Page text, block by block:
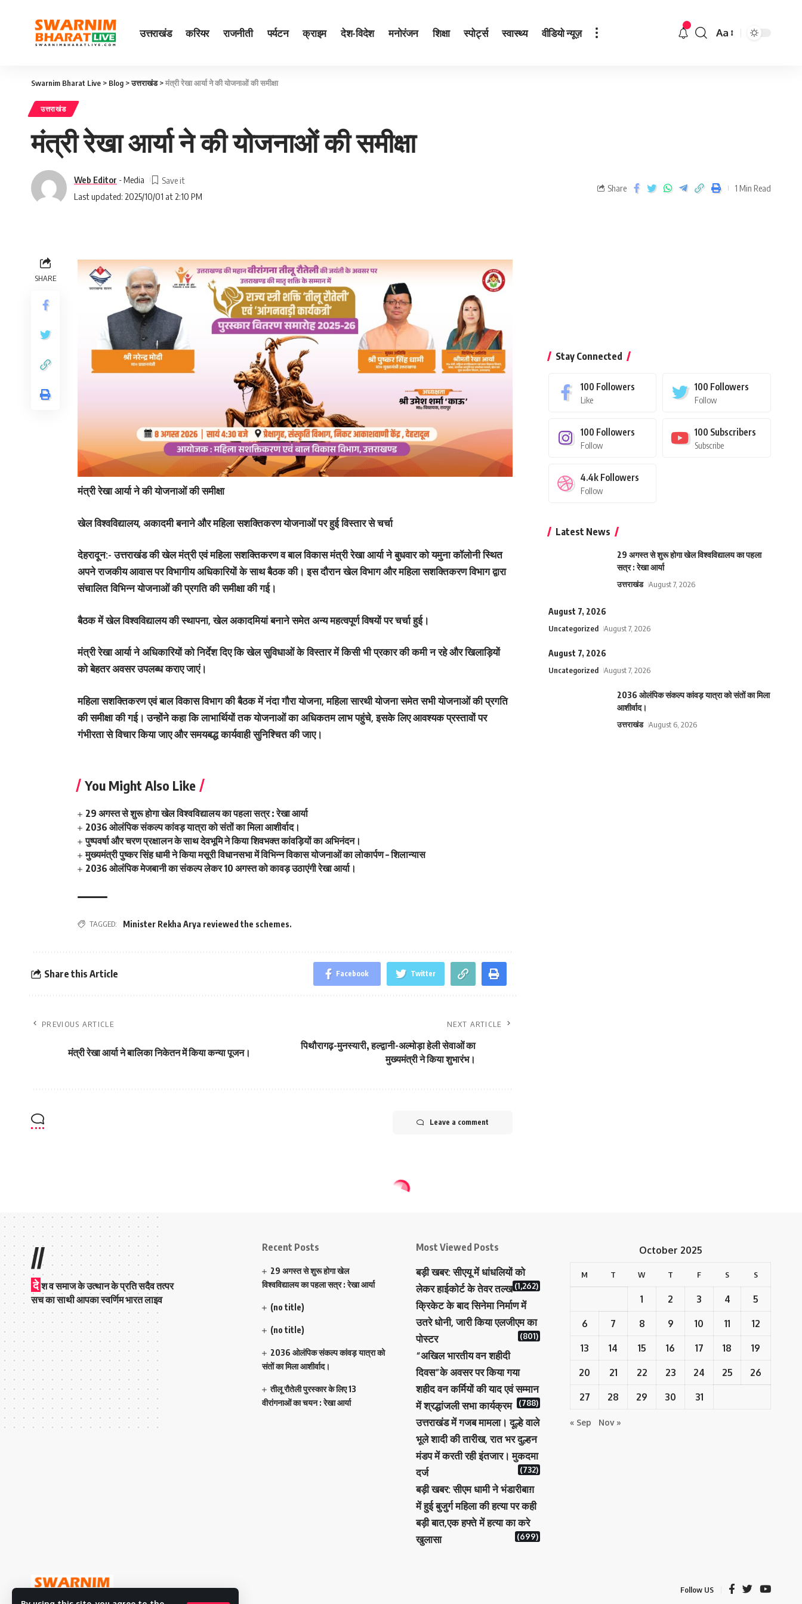
उत्तराखंड करियर राजनीती पर्यटन क्राइम देश-विदेश मनोरंजन शिक्षा स्पोर्ट्स स्वास्थ्य वीडियो न्यूज़ Aa
Swarnim Bharat Live > Blog >उत्तराखंड>मंत्री रेखा आर्या ने की योजनाओं की समीक्षा
उत्तराखंड
मंत्री रेखा आर्या ने की योजनाओं की समीक्षा
Last updated: 2025/10/01 at 2:10 PM
Web Editor - Media
Share 1 Min Read
SHARE
मंत्री रेखा आर्या ने की योजनाओं की समीक्षा
खेल विश्वविद्यालय, अकादमी बनाने और महिला सशक्तिकरण योजनाओं पर हुई विस्तार से चर्चा
देहरादून:- उत्तराखंड की खेल मंत्री एवं महिला सशक्तिकरण व बाल विकास मंत्री रेखा आर्या ने बुधवार को यमुना कॉलोनी स्थित
अपने राजकीय आवास पर विभागीय अधिकारियों के साथ बैठक की। इस दौरान खेल विभाग और महिला सशक्तिकरण विभाग द्वारा
संचालित विभिन्न योजनाओं की प्रगति की समीक्षा की गई।
बैठक में खेल विश्वविद्यालय की स्थापना, खेल अकादमियां बनाने समेत अन्य महत्वपूर्ण विषयों पर चर्चा हुई।
मंत्री रेखा आर्या ने अधिकारियों को निर्देश दिए कि खेल सुविधाओं के विस्तार में किसी भी प्रकार की कमी न रहे और खिलाड़ियों
को बेहतर अवसर उपलब्ध कराए जाएं।
महिला सशक्तिकरण एवं बाल विकास विभाग की बैठक में नंदा गौरा योजना, महिला सारथी योजना समेत सभी योजनाओं की प्रगति
की समीक्षा की गई। उन्होंने कहा कि लाभार्थियों तक योजनाओं का अधिकतम लाभ पहुंचे, इसके लिए आवश्यक प्रस्तावों पर
गंभीरता से विचार किया जाए और समयबद्ध कार्यवाही सुनिश्चित की जाए।
You Might Also Like
29 अगस्त से शुरू होगा खेल विश्वविद्यालय का पहला सत्र : रेखा आर्या
2036 ओलंपिक संकल्प कांवड़ यात्रा को संतों का मिला आशीर्वाद।
पुष्पवर्षा और चरण प्रक्षालन के साथ देवभूमि ने किया शिवभक्त कांवड़ियों का अभिनंदन।
मुख्यमंत्री पुष्कर सिंह धामी ने किया मसूरी विधानसभा में विभिन्न विकास योजनाओं का लोकार्पण – शिलान्यास
2036 ओलंपिक मेजबानी का संकल्प लेकर 10 अगस्त को कावड़ उठाएंगी रेखा आर्या।
TAGGED: Minister Rekha Arya reviewed the schemes.
Share this Article Facebook Twitter
PREVIOUS ARTICLE
मंत्री रेखा आर्या ने बालिका निकेतन में किया कन्या पूजन।
NEXT ARTICLE
पिथौरागढ़-मुनस्यारी, हल्द्वानी-अल्मोड़ा हेली सेवाओं का
मुख्यमंत्री ने किया शुभारंभ।
Leave a comment
Stay Connected
100 Followers
Like
100 Followers
Follow
100 Followers
Follow
100 Subscribers
Subscribe
4.4k Followers
Follow
Latest News
29 अगस्त से शुरू होगा खेल विश्वविद्यालय का पहला
सत्र : रेखा आर्या
उत्तराखंड August 7, 2026
August 7, 2026
Uncategorized August 7, 2026
August 7, 2026
Uncategorized August 7, 2026
2036 ओलंपिक संकल्प कांवड़ यात्रा को संतों का मिला
आशीर्वाद।
उत्तराखंड August 6, 2026
//
दे श व समाज के उत्थान के प्रति सदैव तत्पर
सच का साथी आपका स्वर्णिम भारत लाइव
Recent Posts
29 अगस्त से शुरू होगा खेल
विश्वविद्यालय का पहला सत्र : रेखा आर्या
(no title)
(no title)
2036 ओलंपिक संकल्प कांवड़ यात्रा को
संतों का मिला आशीर्वाद।
तीलू रौतेली पुरस्कार के लिए 13
वीरांगनाओं का चयन : रेखा आर्या
Most Viewed Posts
बड़ी खबर: सीएयू में धांधलियों को
लेकर हाईकोर्ट के तेवर तल्ख (1,262)
क्रिकेट के बाद सिनेमा निर्माण में
उतरे धोनी, जारी किया एलजीएम का
पोस्टर
(801)
“अखिल भारतीय वन शहीदी
दिवस”के अवसर पर किया गया
शहीद वन कर्मियों की याद एवं सम्मान
में श्रद्धांजली सभा कार्यक्रम
(788)
उत्तराखंड में गजब मामला। दूल्हे वाले
भूले शादी की तारीख, रात भर दुल्हन
मंडप में करती रही इंतजार। मुकदमा
दर्ज
(732)
बड़ी खबर: सीएम धामी ने भंडारीबाग़
में हुई बुजुर्ग महिला की हत्या पर कही
बड़ी बात,एक हफ्ते में हत्या का करे
खुलासा
(699)
October 2025
M T W T F S S
1 2 3 4 5
6 7 8 9 10 11 12
13 14 15 16 17 18 19
20 21 22 23 24 25 26
27 28 29 30 31
« Sep Nov »
Follow US